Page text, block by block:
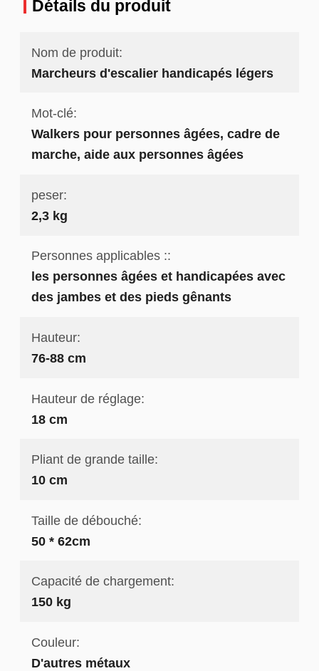
Détails du produit
Nom de produit:
Marcheurs d'escalier handicapés légers
Mot-clé:
Walkers pour personnes âgées, cadre de
marche, aide aux personnes âgées
peser:
2,3 kg
Personnes applicables ::
les personnes âgées et handicapées avec
des jambes et des pieds gênants
Hauteur:
76-88 cm
Hauteur de réglage:
18 cm
Pliant de grande taille:
10 cm
Taille de débouché:
50 * 62cm
Capacité de chargement:
150 kg
Couleur:
D'autres métaux